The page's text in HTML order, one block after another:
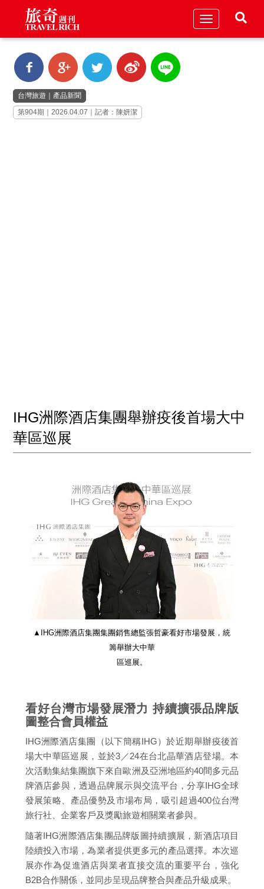
Toggle
台灣旅遊
產品新聞
第904期｜2026.04.07｜記者：陳妍潔
IHG洲際酒店集團舉辦疫後首場大中
華區巡展
▲IHG洲際酒店集團集團銷售總監張哲豪看好市場發展，統
籌舉辦大中華
區巡展。
看好台灣市場發展潛力 持續擴張品牌版
圖整合會員權益
IHG洲際酒店集團（以下簡稱IHG）於近期舉辦疫後首
場大中華區巡展，並於3／24在台北晶華酒店登場。本
次活動集結集團旗下來自歐洲及亞洲地區約40間多元品
牌酒店參與，透過品牌展示與交流平台，分享IHG全球
發展策略、產品優勢及市場布局，吸引超過400位台灣
旅行社、企業客戶及獎勵旅遊相關業者參與。
隨著IHG洲際酒店集團品牌版圖持續擴展，新酒店項目
陸續投入市場，為業者提供更多元的產品選擇。本次巡
展亦作為促進酒店與業者直接交流的重要平台，強化
B2B合作關係，並同步呈現品牌整合與產品升級成果。